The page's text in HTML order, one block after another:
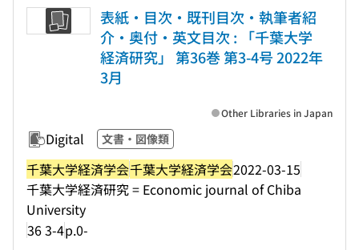
表紙・目次・既刊目次・執筆者紹
介・奥付・英文目次 : 「千葉大学
経済研究」 第36巻 第3-4号 2022年
3月
Digital 文書・図像類
千葉大学経済学会千葉大学経済学会2022-03-15
千葉大学経済研究 = Economic journal of Chiba
University
36 3-4p.0-
Other Libraries in Japan